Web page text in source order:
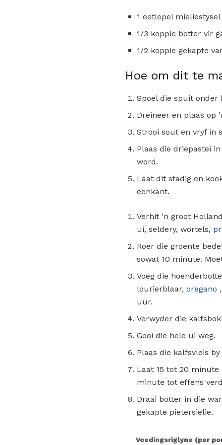
1 eetlepel
1/3 koppie botter vir
1/2 koppie gekapte
Hoe om dit te
Spoel die spuit onder
Dreineer en plaas op
Strooi sout en vryf in
Plaas die driepastei
word.
Laat dit stadig en
eenkant.
Verhit 'n groot
ui, seldery, wortels,
Roer die groente
sowat 10 minute.
Voeg die
lourierblaar, oregano
uur.
Verwyder die
Gooi die hele ui weg.
Plaas die kalfsvleis
Laat 15 tot 20
minute tot effens
Draai botter in die
gekapte pietersielie.
Voedingsriglyne (per